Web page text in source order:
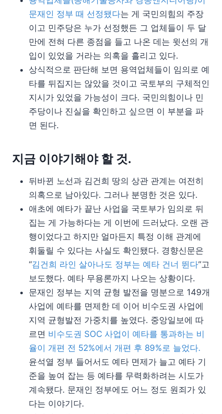
문재인 정부 때 선정됐다는 게 국민의힘의 주장
이고 민주당은 누가 선정했든 그 업체들이 두 달
만에 전혀 다른 종점을 들고 나온 데는 윗선의 개
입이 있었을 거라는 의혹을 흘리고 있다.
상식적으로 판단해 보면 용역업체들이 임의로 예
타를 뒤집지는 않았을 것이고 국토부의 구체적인
지시가 있었을 가능성이 크다. 국민의힘이나 민
주당이나 진실을 확인하고 싶으면 이 부분을 파
면 된다.
지금 이야기해야 할 것.
뒤바뀐 노선과 김건희 땅의 상관 관계는 여전히
의혹으로 남아있다. 그러나 분명한 것은 있다.
애초에 예타가 끝난 사업을 국토부가 임의로 뒤
집는 게 가능하다는 게 이번에 드러났다. 오랜 관
행이었다고 하지만 얼마든지 특정 이해 관계에
휘둘릴 수 있다는 사실도 확인됐다. 경향신문은
“김건희 라인 살아나도 정부는 예타 건너 뛴다”고
보도했다. 예타 무용론까지 나오는 상황이다.
문재인 정부는 지역 균형 발전을 명분으로 149개
사업에 예타를 면제한 데 이어 비수도권 사업에
지역 균형발전 가중치를 높였다. 중앙일보에 따
르면 비수도권 SOC 사업이 예타를 통과하는 비
율이 개편 전 52%에서 개편 후 89%로 늘었다.
윤석열 정부 들어서도 예타 면제가 늘고 예타 기
준을 높여 잡는 등 예타를 무력화하려는 시도가
계속됐다. 문재인 정부에도 어느 정도 원죄가 있
다는 이야기다.